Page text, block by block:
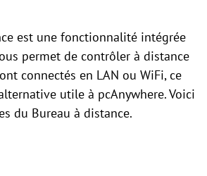
est une fonctionnalité intégrée
permet de contrôler à distance
connectés en LAN ou WiFi, ce
utile à pcAnywhere. Voici
du Bureau à distance.